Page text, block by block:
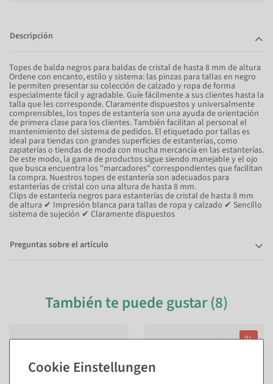
Descripción
Topes de balda negros para baldas de cristal de hasta 8 mm de altura
Ordene con encanto, estilo y sistema: las pinzas para tallas en negro
le permiten presentar su colección de calzado y ropa de forma
especialmente fácil y agradable. Guíe fácilmente a sus clientes hasta la
talla que les corresponde. Claramente dispuestos y universalmente
comprensibles, los topes de estantería son una ayuda de orientación
de primera clase para los clientes. También facilitan al personal el
mantenimiento del sistema de pedidos. El etiquetado por tallas es
ideal para tiendas con grandes superficies de estanterías, como
zapaterías o tiendas de moda con mucha mercancía en las estanterías.
De este modo, la gama de productos sigue siendo manejable y el ojo
que busca encuentra los "marcadores" correspondientes que facilitan
la compra. Nuestros topes de estantería son adecuados para
estanterías de cristal con una altura de hasta 8 mm.
Clips de estantería negros para estanterías de cristal de hasta 8 mm
de altura ✔ Impresión blanca para tallas de ropa y calzado ✔ Sencillo
sistema de sujeción ✔ Claramente dispuestos
Preguntas sobre el artículo
También te puede gustar (8)
%